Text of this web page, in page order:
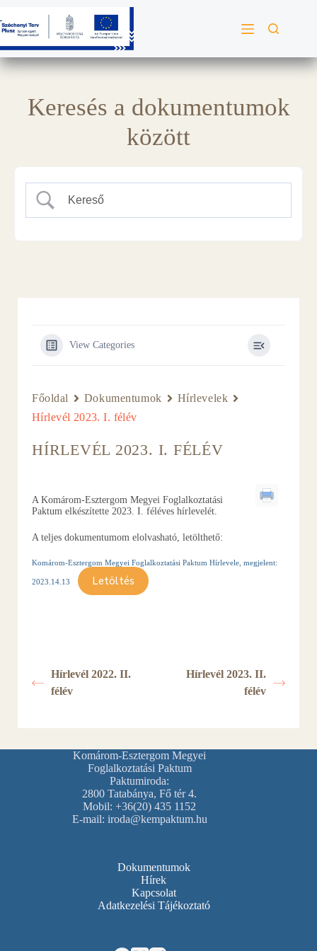
Keresés a dokumentumok
között
View Categories
Főoldal Dokumentumok
Hírlevelek
Hírlevél 2023. I. félév
HÍRLEVÉL 2023. I. FÉLÉV
A Komárom-Esztergom Megyei Foglalkoztatási
Paktum elkészítette 2023. I. féléves hírlevelét.
A teljes dokumentumom elolvasható, letölthető:
Komárom-Esztergom Megyei Foglalkoztatási Paktum Hírlevele, megjelent:
2023.14.13 Letöltés
Hírlevél 2022. II.
félév
Hírlevél 2023. II.
félév
Komárom-Esztergom Megyei
Foglalkoztatási Paktum
Paktumiroda:
2800 Tatabánya, Fő tér 4.
Mobil: +36(20) 435 1152
E-mail: iroda@kempaktum.hu
Dokumentumok
Hírek
Kapcsolat
Adatkezelési Tájékoztató